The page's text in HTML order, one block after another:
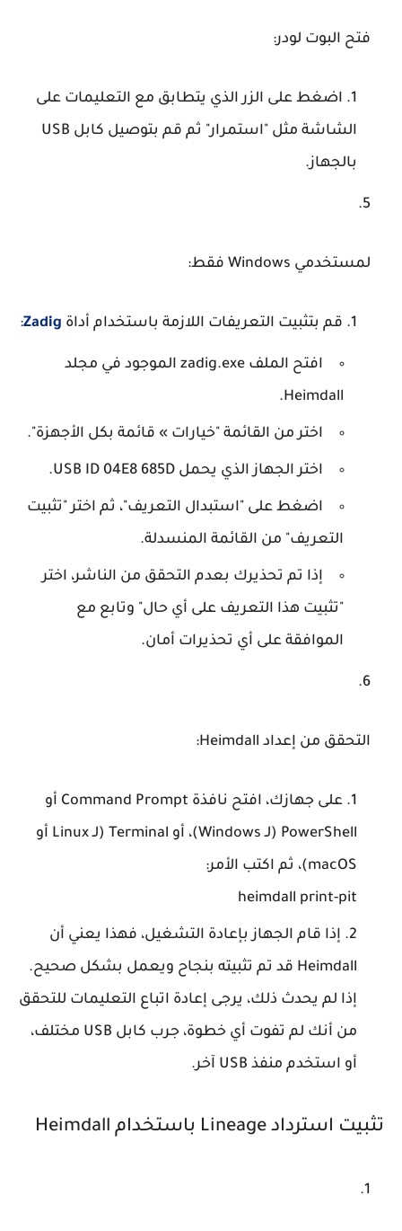
فتح البوت لودر:
اضغط على الزر الذي يتطابق مع التعليمات على
الشاشة مثل "استمرار" ثم قم بتوصيل كابل USB
بالجهاز.
لمستخدمي Windows فقط :
قم بتثبيت التعريفات اللازمة باستخدام أداة Zadig
:
افتح الملف zadig.exe الموجود في مجلد
Heimdall.
اختر من القائمة "خيارات » قائمة بكل الأجهزة".
اختر الجهاز الذي يحمل USB ID 04E8 685D.
اضغط على "استبدال التعريف"، ثم اختر "تثبيت
التعريف" من القائمة المنسدلة.
إذا تم تحذيرك بعدم التحقق من الناشر، اختر
"تثبيت هذا التعريف على أي حال" وتابع مع
الموافقة على أي تحذيرات أمان.
التحقق من إعداد Heimdall :
على جهازك، افتح نافذة Command Prompt أو
PowerShell (لـ Windows)، أو Terminal
(لـ Linux أو
macOS)، ثم اكتب الأمر:
إذا قام الجهاز بإعادة التشغيل، فهذا يعني أن
Heimdall قد تم تثبيته بنجاح ويعمل بشكل صحيح.
إذا لم يحدث ذلك، يرجى إعادة اتباع التعليمات للتحقق
من أنك لم تفوت أي خطوة، جرب كابل USB مختلف،
أو استخدم منفذ USB آخر.
تثبيت استرداد Lineage باستخدام Heimdall